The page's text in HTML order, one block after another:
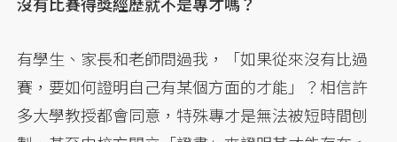
有學生、家長和老師問過我，「如果從來沒有比過
賽，要如何證明自己有某個方面的才能」？相信許
多大學教授都會同意，特殊專才是無法被短時間刨